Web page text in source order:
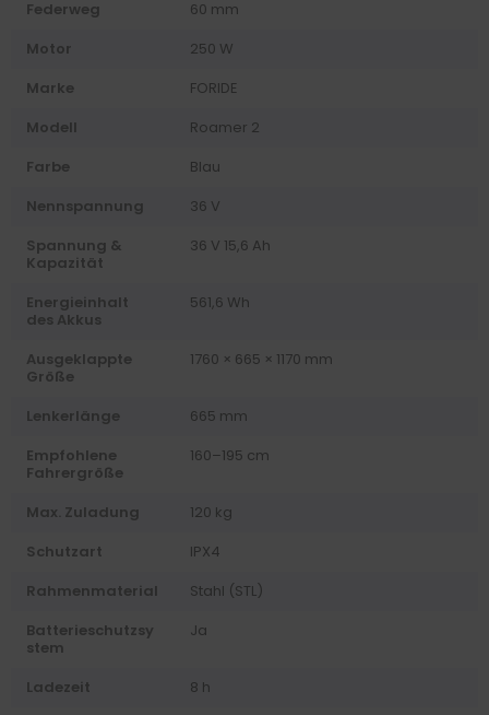
Federweg
60 mm
Motor
250 W
Marke
FORIDE
Modell
Roamer 2
Farbe
Blau
Nennspannung
36 V
Spannung &
Kapazität
36 V 15,6 Ah
Energieinhalt
des Akkus
561,6 Wh
Ausgeklappte
Größe
1760 × 665 × 1170 mm
Lenkerlänge
665 mm
Empfohlene
Fahrergröße
160–195 cm
Max. Zuladung
120 kg
Schutzart
IPX4
Rahmenmaterial
Stahl (STL)
Batterieschutzsy
stem
Ja
Ladezeit
8 h